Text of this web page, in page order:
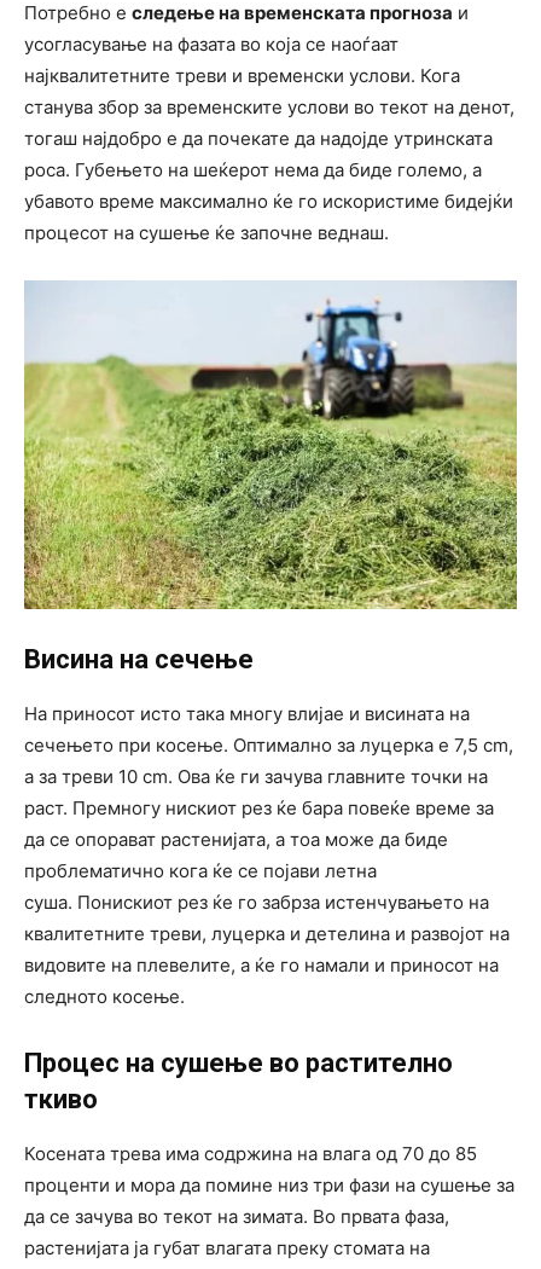
Потребно е следење на временската прогноза и
усогласување на фазата во која се наоѓаат
најквалитетните треви и временски услови. Кога
станува збор за временските услови во текот на денот,
тогаш најдобро е да почекате да надојде утринската
роса. Губењето на шеќерот нема да биде големо, а
убавото време максимално ќе го искористиме бидејќи
процесот на сушење ќе започне веднаш.
Висина на сечење
На приносот исто така многу влијае и висината на
сечењето при косење. Оптимално за луцерка е 7,5 cm,
а за треви 10 cm. Ова ќе ги зачува главните точки на
раст. Премногу нискиот рез ќе бара повеќе време за
да се опорават растенијата, а тоа може да биде
проблематично кога ќе се појави летна
суша. Понискиот рез ќе го забрза истенчувањето на
квалитетните треви, луцерка и детелина и развојот на
видовите на плевелите, а ќе го намали и приносот на
следното косење.
Процес на сушење во растително
ткиво
Косената трева има содржина на влага од 70 до 85
проценти и мора да помине низ три фази на сушење за
да се зачува во текот на зимата. Во првата фаза,
растенијата ја губат влагата преку стомата на